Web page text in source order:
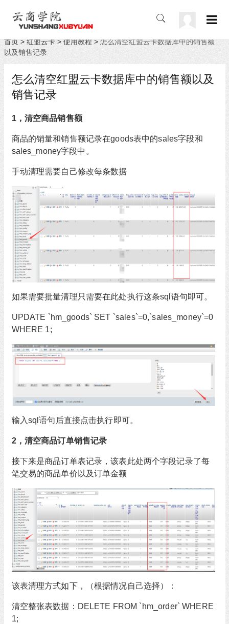
首页>红盟云卡>使用教程 >怎么清空红盟云卡数据库中的销售额
以及销售记录
怎么清空红盟云卡数据库中的销售额以及
销售记录
1，清空商品销售额
商品的销量和销售额记录在goods表中的sales字段和
sales_money字段中。
手动清理需要自己修改每条数据
如果需要批量清理只需要在此处执行这条sql语句即可。
UPDATE `hm_goods` SET `sales`=0,`sales_money`=0
WHERE 1;
输入sql语句后直接点击执行即可。
2，清空商品订单销售记录
接下来是商品订单表记录，该表此处两个字段记录了每
笔交易的商品单价以及订单金额
该表清理方式如下，（根据情况自己选择）：
清空整张表数据：DELETE FROM `hm_order` WHERE
1;